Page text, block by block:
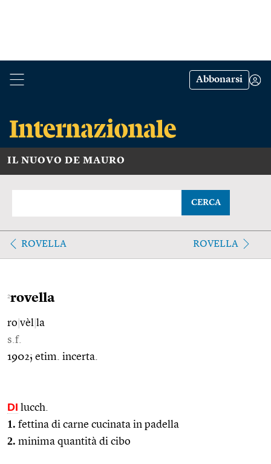
Abbonarsi
IL NUOVO DE MAURO
CERCA
ROVELLA ROVELLA
2rovella
ro vèl la
s.f.
1902; etim. incerta.
DI lucch.
1. fettina di carne cucinata in padella
2. minima quantità di cibo